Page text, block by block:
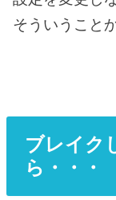
そういうこと
ブレイク
ら・・・